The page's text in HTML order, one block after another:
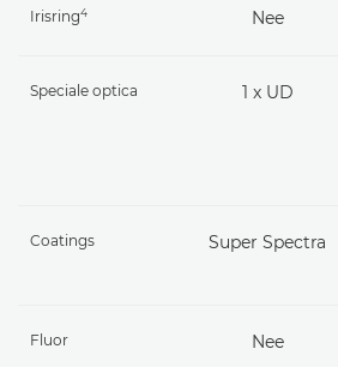
Irisring4 Nee
Speciale optica 1 x UD
Coatings Super Spectra
Fluor Nee